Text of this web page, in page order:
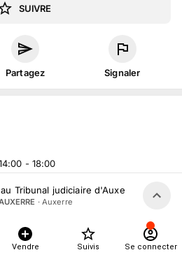
SUIVRE
Partagez Signaler
- 18:00
par
Tribunal Judiciaire
Tribunal judiciaire d'Auxerre le 10
· Auxerre
Vendre Suivis Se connecter